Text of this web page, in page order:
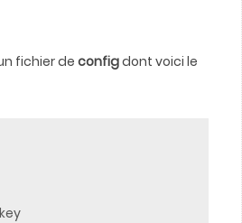
fichier de configdont voici le